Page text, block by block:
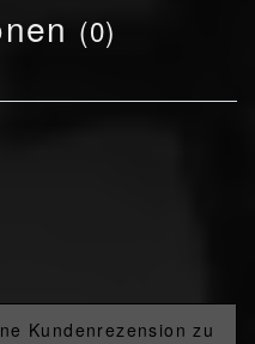
(0)
Kundenrezension zu